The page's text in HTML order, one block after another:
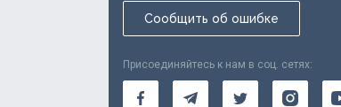
Сообщить об ошибке
Присоединяйтесь к нам в соц. сетях: